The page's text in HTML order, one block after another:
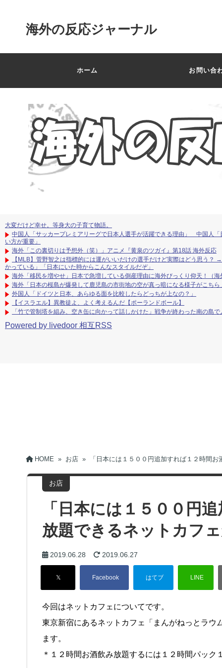
海外の反応ジャーナル
ホーム お問い合
大変だけど幸せ。等身大の子育て物語。
中国人「サッカープレミアリーグで日本人選手が活躍できる理由」 中国人
い方が重要」
海外「この裏切りは予想外（笑）」アニメ『黄泉のツガイ』第18話 海外反応
【MLB】菅野智之は指標的には運がいいだけの選手だけど実際はどう思う？
かっている」「日本にいた時からこんなスタイルだぞ」
海外「移民を増やせ」日本で急増している倒産理由に海外びっくり仰天！（海
海外「日本の桜島が爆発して鹿児島の市街地の空が真っ暗になる様子がこち
外国人「ドイツと日本、あらゆる面を比較したらどっちが上なの？」
【イスラエル】異教徒よ、よく考えるんだ【ポーランドボール】
「竹で管制塔を組み、空き缶に向かって話しかけた」戦争が終わった南の島
Powered by livedoor 相互RSS
HOME » お店 » 「日本には１５００円追加すれば１２時間
お店
「日本には１５００円
放題できるネットカフ
2019.06.28 2019.06.27
今回はネットカフェについてです。
東京新宿にあるネットカフェ「まんがねっとラ
ます。
＊１２時間お酒飲み放題するには１２時間パック